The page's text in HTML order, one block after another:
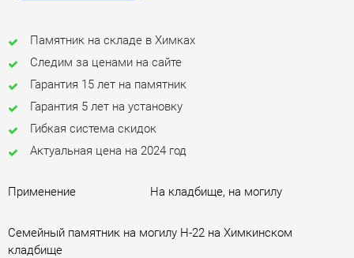
Памятник на складе в Химках
Следим за ценами на сайте
Гарантия 15 лет на памятник
Гарантия 5 лет на установку
Гибкая система скидок
Актуальная цена на 2024 год
Применение На кладбище, на могилу
Семейный памятник на могилу H-22 на Химкинском
кладбище